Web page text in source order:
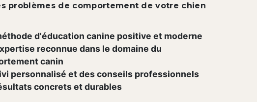
problèmes de comportement de votre chien
d'éducation canine positive et moderne
reconnue dans le domaine du
canin
personnalisé et des conseils professionnels
concrets et durables